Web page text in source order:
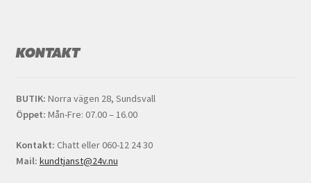
KONTAKT
BUTIK: Norra vägen 28, Sundsvall
Öppet: Mån-Fre: 07.00 – 16.00
Kontakt: Chatt eller 060-12 24 30
Mail: kundtjanst@24v.nu